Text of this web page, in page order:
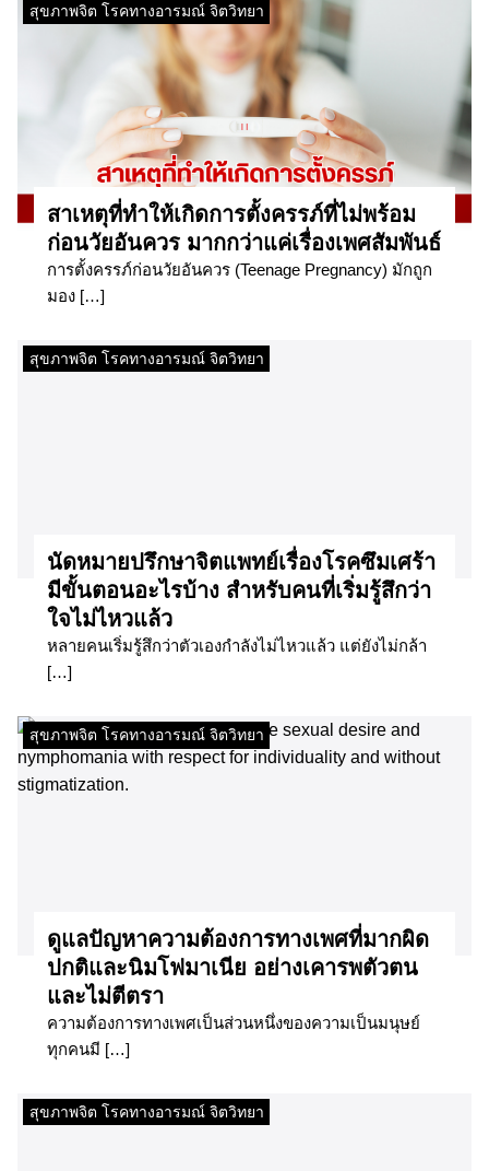
สุขภาพจิต โรคทางอารมณ์ จิตวิทยา
สาเหตุที่ทำให้เกิดการตั้งครรภ์ที่ไม่พร้อม
ก่อนวัยอันควร มากกว่าแค่เรื่องเพศสัมพันธ์
การตั้งครรภ์ก่อนวัยอันควร (Teenage Pregnancy) มักถูก
มอง […]
สุขภาพจิต โรคทางอารมณ์ จิตวิทยา
นัดหมายปรึกษาจิตแพทย์เรื่องโรคซึมเศร้า
มีขั้นตอนอะไรบ้าง สำหรับคนที่เริ่มรู้สึกว่า
ใจไม่ไหวแล้ว
หลายคนเริ่มรู้สึกว่าตัวเองกำลังไม่ไหวแล้ว แต่ยังไม่กล้า
[…]
สุขภาพจิต โรคทางอารมณ์ จิตวิทยา
ดูแลปัญหาความต้องการทางเพศที่มากผิด
ปกติและนิมโฟมาเนีย อย่างเคารพตัวตน
และไม่ตีตรา
ความต้องการทางเพศเป็นส่วนหนึ่งของความเป็นมนุษย์
ทุกคนมี […]
สุขภาพจิต โรคทางอารมณ์ จิตวิทยา